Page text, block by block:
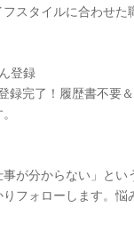
フスタイルに合わせ
登録
録完了！履歴書不要
事が分からない」と
フォローします。